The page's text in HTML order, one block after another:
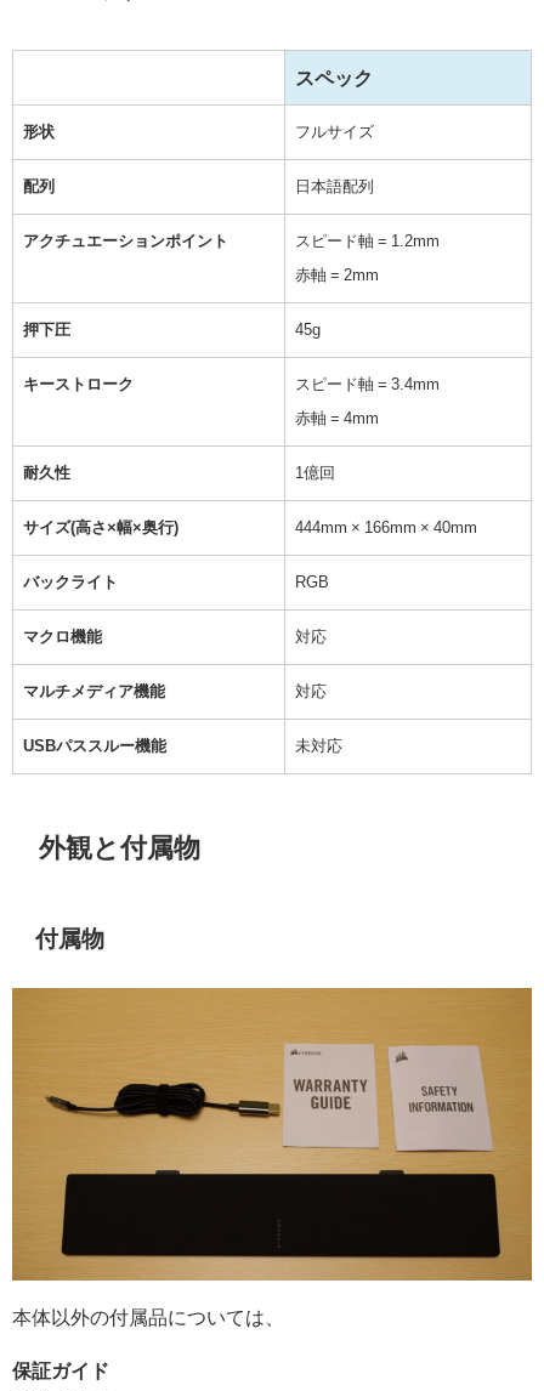
スペック
形状 フルサイズ
配列 日本語配列
アクチュエーションポイント スピード軸 = 1.2mm
赤軸 = 2mm
押下圧 45g
キーストローク スピード軸 = 3.4mm
赤軸 = 4mm
耐久性 1億回
サイズ(高さ×幅×奥行) 444mm × 166mm × 40mm
バックライト RGB
マクロ機能 対応
マルチメディア機能 対応
USBパススルー機能 未対応
外観と付属物
付属物
本体以外の付属品については、
保証ガイド